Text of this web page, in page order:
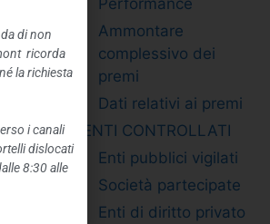
Ammontare
complessivo dei
premi
Dati relativi ai premi
ENTI CONTROLLATI
Enti pubblici vigilati
Società partecipate
Enti di diritto privato
di non
ricorda
la richiesta
i canali
dislocati
8:30 alle